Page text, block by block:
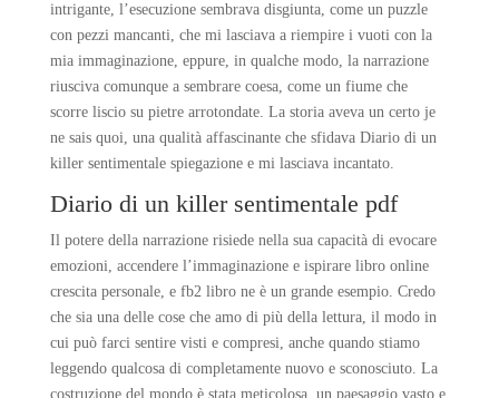
intrigante, l’esecuzione sembrava disgiunta, come un puzzle
con pezzi mancanti, che mi lasciava a riempire i vuoti con la
mia immaginazione, eppure, in qualche modo, la narrazione
riusciva comunque a sembrare coesa, come un fiume che
scorre liscio su pietre arrotondate. La storia aveva un certo je
ne sais quoi, una qualità affascinante che sfidava Diario di un
killer sentimentale spiegazione e mi lasciava incantato.
Diario di un killer sentimentale pdf
Il potere della narrazione risiede nella sua capacità di evocare
emozioni, accendere l’immaginazione e ispirare libro online
crescita personale, e fb2 libro ne è un grande esempio. Credo
che sia una delle cose che amo di più della lettura, il modo in
cui può farci sentire visti e compresi, anche quando stiamo
leggendo qualcosa di completamente nuovo e sconosciuto. La
costruzione del mondo è stata meticolosa, un paesaggio vasto e